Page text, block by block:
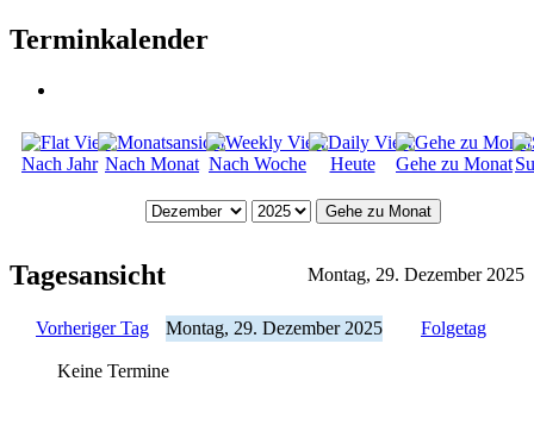
Terminkalender
Nach Jahr Nach Monat Nach Woche Heute Gehe zu Monat
Gehe zu Monat
Tagesansicht Montag, 29. Dezember 2025
Vorheriger Tag Montag, 29. Dezember 2025 Folgetag
Keine Termine